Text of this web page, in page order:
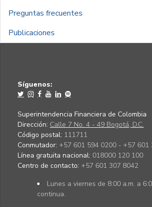
Preguntas frecuentes
Publicaciones
Síguenos:
Superintendencia Financiera de Colombia
Dirección: Calle 7 No. 4 - 49 Bogotá, D.C.
Código postal: 111711
Conmutador: +57 601 594 0200 - +57 601
Línea gratuita nacional: 018000 120 100
Centro de contacto: +57 601 307 8042
Lunes a viernes de 8:00 a.m. a
continua.